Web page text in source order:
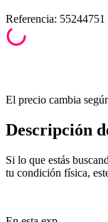
Referencia: 55244751
El precio cambia
Descripción
Si lo que estás
tu condición física,